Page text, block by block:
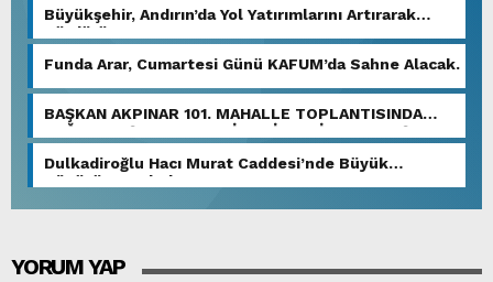
Büyükşehir, Andırın’da Yol Yatırımlarını Artırarak
Sürdürüyor.
Funda Arar, Cumartesi Günü KAFUM’da Sahne Alacak.
BAŞKAN AKPINAR 101. MAHALLE TOPLANTISINDA
BAĞLARBAŞI MAHALLESİ SAKİNLERİYLE BULUŞTU.
Dulkadiroğlu Hacı Murat Caddesi’nde Büyük
Dönüşüm Başladı.
YORUM YAP